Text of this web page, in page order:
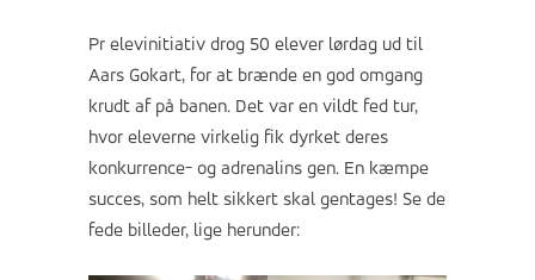
Pr elevinitiativ drog 50 elever lørdag ud til
Aars Gokart, for at brænde en god omgang
krudt af på banen. Det var en vildt fed tur,
hvor eleverne virkelig fik dyrket deres
konkurrence- og adrenalins gen. En kæmpe
succes, som helt sikkert skal gentages! Se de
fede billeder, lige herunder: